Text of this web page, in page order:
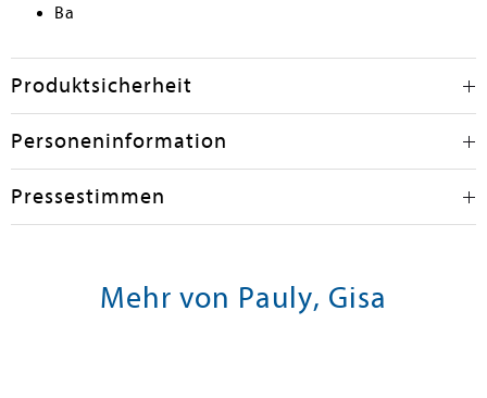
Ba
Produktsicherheit
Personeninformation
Pressestimmen
Mehr von Pauly, Gisa